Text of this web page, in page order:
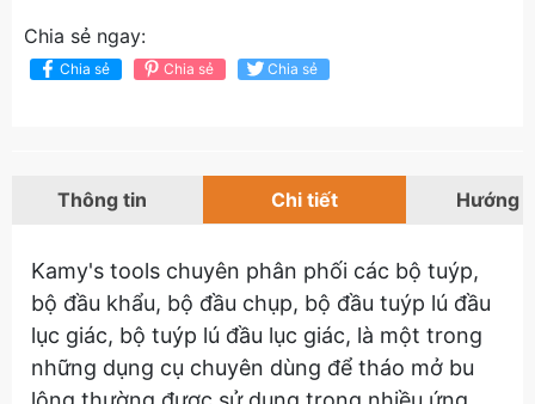
Chia sẻ ngay:
Chia sẻ Chia sẻ Chia sẻ
Thông tin Chi tiết Hướng
Kamy's tools chuyên phân phối các bộ tuýp,
bộ đầu khẩu, bộ đầu chụp, bộ đầu tuýp lú đầu
lục giác, bộ tuýp lú đầu lục giác, là một trong
những dụng cụ chuyên dùng để tháo mở bu